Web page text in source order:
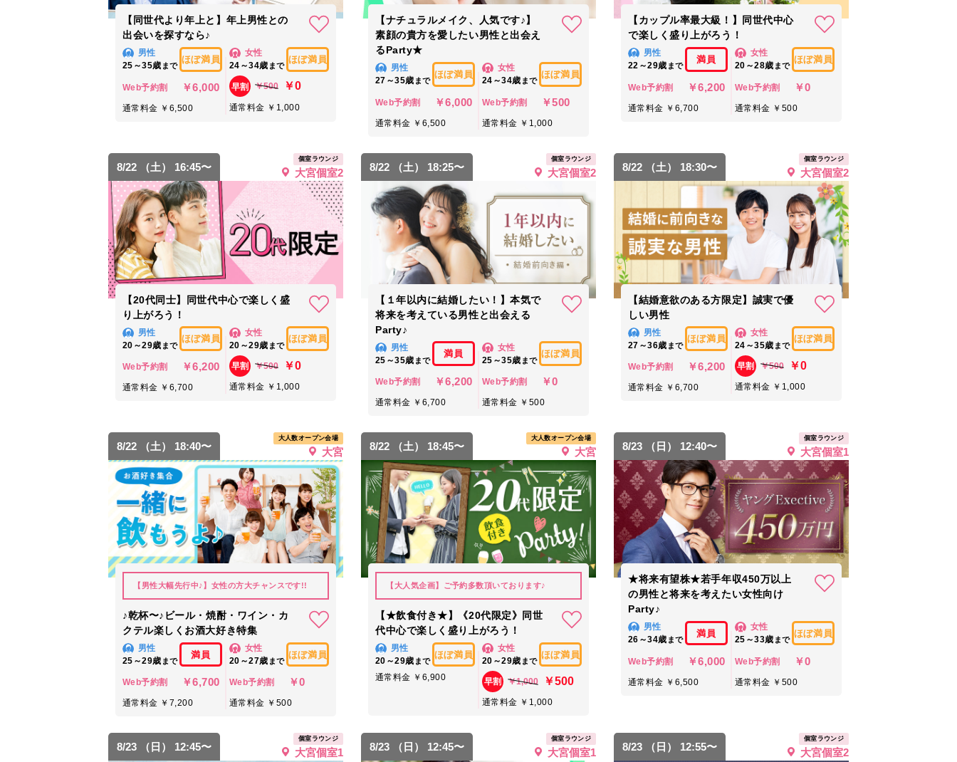
【同世代より年上と】年上男性との
出会いを探すなら♪
男性
25～35歳 まで
ほぼ満員
Web予約割 ￥6,000
通常料金 ￥6,500
女性
24～34歳 まで
ほぼ満員
早割 ￥500 ￥0
通常料金 ￥1,000
【ナチュラルメイク、人気です♪】
素顔の貴方を愛したい男性と出会え
るParty★
男性
27～35歳 まで
ほぼ満員
Web予約割 ￥6,000
通常料金 ￥6,500
女性
24～34歳 まで
ほぼ満員
Web予約割 ￥500
通常料金 ￥1,000
【カップル率最大級！】同世代中心
で楽しく盛り上がろう！
男性
22～29歳 まで
満員
Web予約割 ￥6,200
通常料金 ￥6,700
女性
20～28歳 まで
ほぼ満員
Web予約割 ￥0
通常料金 ￥500
8/22 （土） 16:45〜
個室ラウンジ
大宮個室2
【20代同士】同世代中心で楽しく盛
り上がろう！
男性
20～29歳 まで
ほぼ満員
Web予約割 ￥6,200
通常料金 ￥6,700
女性
20～29歳 まで
ほぼ満員
早割 ￥500 ￥0
通常料金 ￥1,000
8/22 （土） 18:25〜
個室ラウンジ
大宮個室2
【１年以内に結婚したい！】本気で
将来を考えている男性と出会える
Party♪
男性
25～35歳 まで
満員
Web予約割 ￥6,200
通常料金 ￥6,700
女性
25～35歳 まで
ほぼ満員
Web予約割 ￥0
通常料金 ￥500
8/22 （土） 18:30〜
個室ラウンジ
大宮個室2
【結婚意欲のある方限定】誠実で優
しい男性
男性
27～36歳 まで
ほぼ満員
Web予約割 ￥6,200
通常料金 ￥6,700
女性
24～35歳 まで
ほぼ満員
早割 ￥500 ￥0
通常料金 ￥1,000
8/22 （土） 18:40〜
大人数オープン会場
大宮
【男性大幅先行中♪】女性の方大チャンスです!!
♪乾杯〜♪ビール・焼酎・ワイン・カ
クテル楽しくお酒大好き特集
男性
25～29歳 まで
満員
Web予約割 ￥6,700
通常料金 ￥7,200
女性
20～27歳 まで
ほぼ満員
Web予約割 ￥0
通常料金 ￥500
8/22 （土） 18:45〜
大人数オープン会場
大宮
【大人気企画】ご予約多数頂いております♪
【★飲食付き★】《20代限定》同世
代中心で楽しく盛り上がろう！
男性
20～29歳 まで
ほぼ満員
通常料金 ￥6,900
女性
20～29歳 まで
ほぼ満員
早割 ￥1,000 ￥500
通常料金 ￥1,000
8/23 （日） 12:40〜
個室ラウンジ
大宮個室1
★将来有望株★若手年収450万以上
の男性と将来を考えたい女性向け
Party♪
男性
26～34歳 まで
満員
Web予約割 ￥6,000
通常料金 ￥6,500
女性
25～33歳 まで
ほぼ満員
Web予約割 ￥0
通常料金 ￥500
8/23 （日） 12:45〜
個室ラウンジ
大宮個室1 8/23 （日） 12:45〜
個室ラウンジ
大宮個室1 8/23 （日） 12:55〜
個室ラウンジ
大宮個室2